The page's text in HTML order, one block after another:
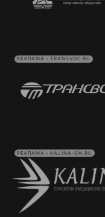
РЕКЛАМА • TRANSVOC.RU
РЕКЛАМА • KALINA-SM.RU